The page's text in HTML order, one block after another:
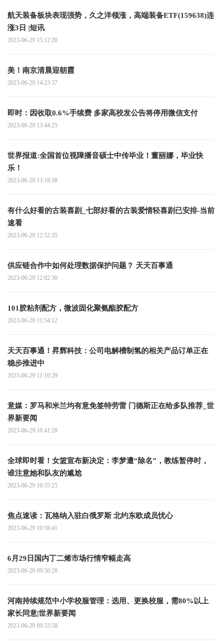
航天装备板块表现强势，久之洋领涨，高端装备ETF(159638)连
涨3日 |短讯
2023-06-29 15:12:20
美！南京清晨迎朝霞
2023-06-29 14:23:37
即时：因收取0.6%手续费 多家高校发公告将停用微信支付
2023-06-29 13:44:25
世界报道:全国首位视障播音硕士中传毕业！董丽娜，毕业快
乐！
2023-06-29 13:18:38
有什么好看的古装喜剧_七部好看的古装爱情轻喜剧已安排-当前
速看
2023-06-29 12:52:35
供应链合作中如何处理数据保护问题？ 天天百事通
2023-06-29 12:02:30
101胶粘剂配方，微波固化聚氨酯胶配方
2023-06-29 11:54:12
天天百事通！昇辉科技：公司电解槽制氢的相关产品订单正在
稳步推进中
2023-06-29 11:10:29
意媒：罗马和米兰均有意免签特劳雷 门德斯正在给多队推荐_世
界新要闻
2023-06-29 10:41:28
全球即时看！女篮宣布新决定：李梦遭“除名”，教练暂停时，
谁注意她和队友的尴尬
2023-06-29 10:35:25
焦点速读： 瓦格纳入驻白俄罗斯 北约东欧成员忧心
2023-06-29 10:18:41
6月29日国内丁二烯市场行情窄幅走高
2023-06-29 09:50:28
河南持续规范中小学校服管理：选用、更换校服，需80%以上
家长同意|世界新要闻
2023-06-29 09:33:58